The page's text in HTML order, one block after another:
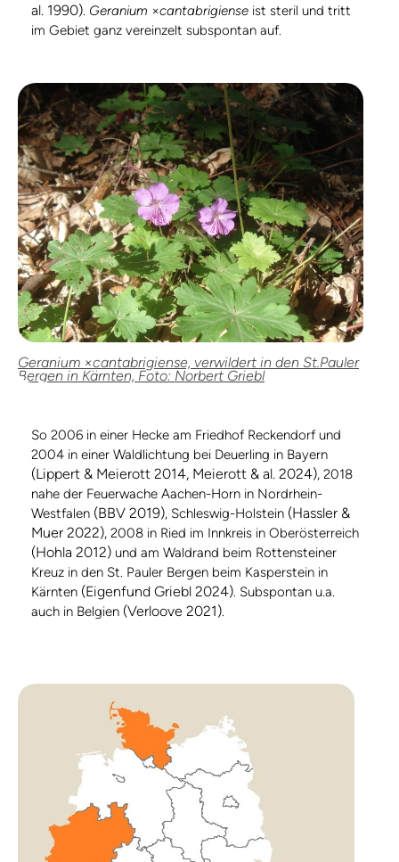
al. 1990). Geranium ×cantabrigiense ist steril und tritt
im Gebiet ganz vereinzelt subspontan auf.
Geranium ×cantabrigiense, verwildert in den St.Pauler
Bergen in Kärnten, Foto: Norbert Griebl
So 2006 in einer Hecke am Friedhof Reckendorf und
2004 in einer Waldlichtung bei Deuerling in Bayern
(Lippert & Meierott 2014, Meierott & al. 2024), 2018
nahe der Feuerwache Aachen-Horn in Nordrhein-
Westfalen (BBV 2019), Schleswig-Holstein (Hassler &
Muer 2022), 2008 in Ried im Innkreis in Oberösterreich
(Hohla 2012) und am Waldrand beim Rottensteiner
Kreuz in den St. Pauler Bergen beim Kasperstein in
Kärnten (Eigenfund Griebl 2024). Subspontan u.a.
auch in Belgien (Verloove 2021).